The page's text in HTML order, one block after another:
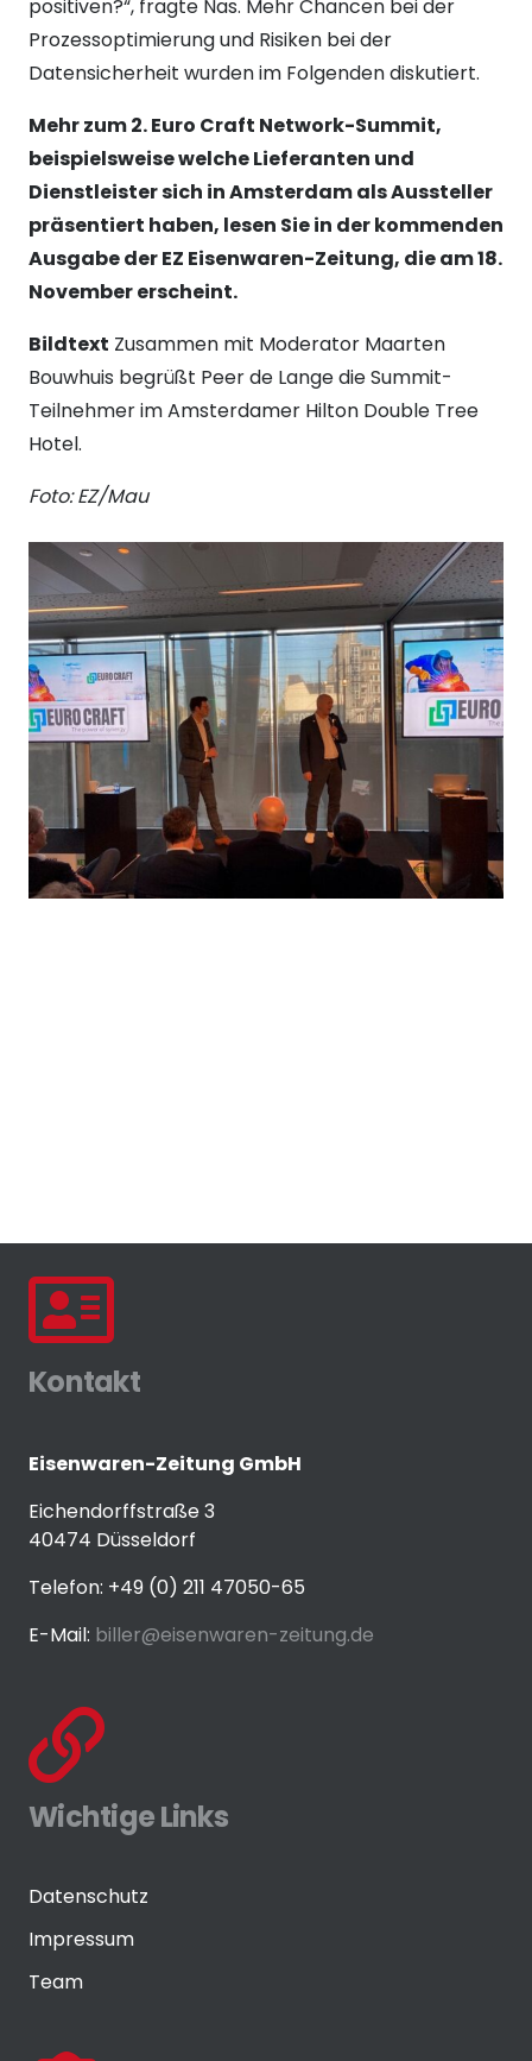
positiven?“, fragte Nas. Mehr Chancen bei der
Prozessoptimierung und Risiken bei der
Datensicherheit wurden im Folgenden diskutiert.
Mehr zum 2. Euro Craft Network-Summit,
beispielsweise welche Lieferanten und
Dienstleister sich in Amsterdam als Aussteller
präsentiert haben, lesen Sie in der kommenden
Ausgabe der EZ Eisenwaren-Zeitung, die am 18.
November erscheint.
Bildtext Zusammen mit Moderator Maarten
Bouwhuis begrüßt Peer de Lange die Summit-
Teilnehmer im Amsterdamer Hilton Double Tree
Hotel.
Foto: EZ/Mau
Kontakt
Eisenwaren-Zeitung GmbH
Eichendorffstraße 3
40474 Düsseldorf
Telefon: +49 (0) 211 47050-65
E-Mail: biller@eisenwaren-zeitung.de
Wichtige Links
Datenschutz
Impressum
Team